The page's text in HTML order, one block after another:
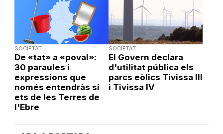
SOCIETAT
De «tat» a «poval»:
30 paraules i
expressions que
només entendràs si
ets de les Terres de
l'Ebre
SOCIETAT
El Govern declara
d'utilitat pública els
parcs eòlics Tivissa III
i Tivissa IV